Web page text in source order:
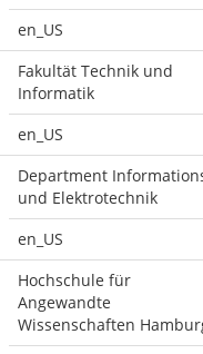
en_US
Fakultät Technik und
Informatik
en_US
Department
und Elektrotechnik
en_US
Hochschule für
Angewandte
Wissenschaften